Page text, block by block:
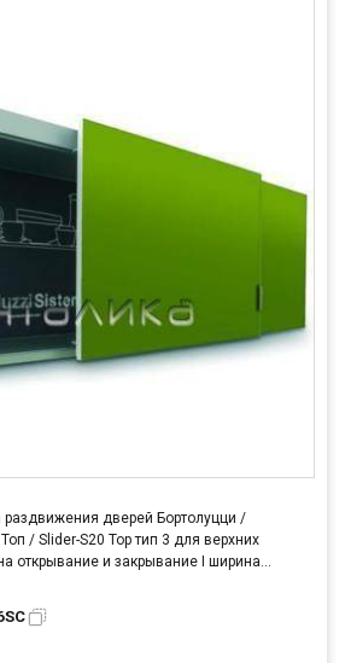
дверей Бортолуцци /
/ Slider-S20 Top тип 3 для верхних
открывание и закрывание I ширина